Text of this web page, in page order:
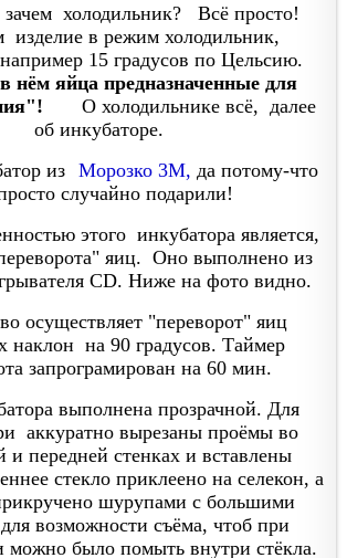
холодильник? Всё просто!
изделие в режим холодильник,
15 градусов по Цельсию.
нём яйца предназначенные для
О холодильнике всё, далее
об инкубаторе.
из
Морозко 3М, да потому-что
случайно подарили!
этого инкубатора является,
яиц. Оно выполнено из
CD.Ниже на фото видно.
осуществляет "переворот" яиц
наклон на 90 градусов. Таймер
запрограмирован на 60 мин.
выполнена прозрачной. Для
аккуратно вырезаны проёмы во
и передней стенках и вставлены
стекло приклеено на селекон, а
шурупами с большими
возможности съёма, чтоб при
можно было помыть внутри стёкла.